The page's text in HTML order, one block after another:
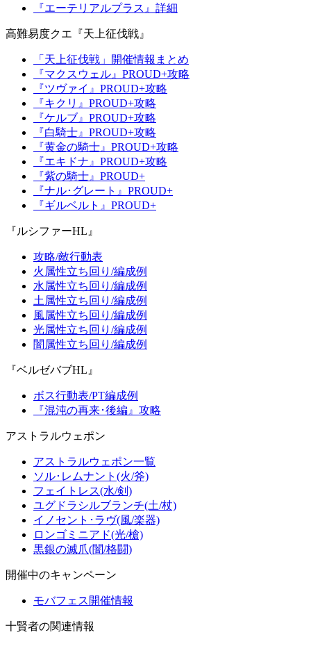
『エーテリアルプラス』詳細
高難易度クエ『天上征伐戦』
「天上征伐戦」開催情報まとめ
『マクスウェル』PROUD+攻略
『ツヴァイ』PROUD+攻略
『キクリ』PROUD+攻略
『ケルブ』PROUD+攻略
『白騎士』PROUD+攻略
『黄金の騎士』PROUD+攻略
『エキドナ』PROUD+攻略
『紫の騎士』PROUD+
『ナル･グレート』PROUD+
『ギルベルト』PROUD+
『ルシファーHL』
攻略/敵行動表
火属性立ち回り/編成例
水属性立ち回り/編成例
土属性立ち回り/編成例
風属性立ち回り/編成例
光属性立ち回り/編成例
闇属性立ち回り/編成例
『ベルゼバブHL』
ボス行動表/PT編成例
『混沌の再来･後編』攻略
アストラルウェポン
アストラルウェポン一覧
ソル･レムナント(火/斧)
フェイトレス(水/剣)
ユグドラシルブランチ(土/杖)
イノセント･ラヴ(風/楽器)
ロンゴミニアド(光/槍)
黒銀の滅爪(闇/格闘)
開催中のキャンペーン
モバフェス開催情報
十賢者の関連情報